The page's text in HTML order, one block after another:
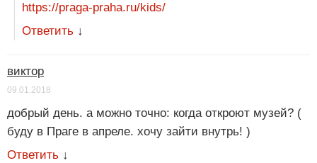
https://praga-praha.ru/kids/
Ответить ↓
виктор
09.01.2018
добрый день. а можно точно: когда откроют музей? (
буду в Праге в апреле. хочу зайти внутрь! )
Ответить ↓